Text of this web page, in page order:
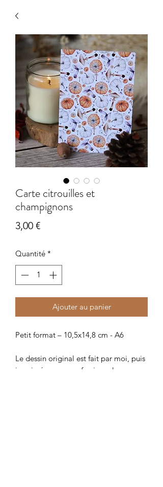
Carte citrouilles et
champignons
3,00 €Prix
Quantité *
Ajouter au panier
Petit format – 10,5x14,8 cm - A6
Le dessin original est fait par moi, puis
imprimé par un professionnel sur un